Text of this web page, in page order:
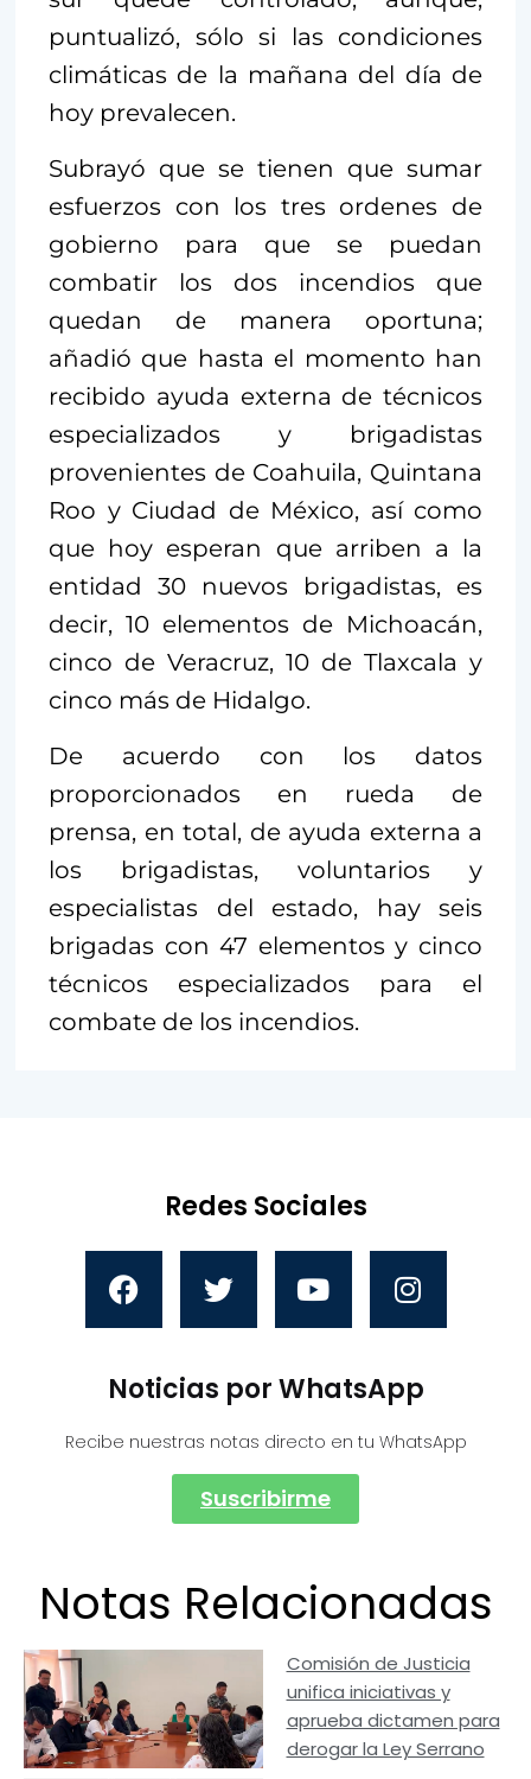
puntualizó, sólo si las condiciones
climáticas de la mañana del día de
hoy prevalecen.
Subrayó que se tienen que sumar
esfuerzos con los tres ordenes de
gobierno para que se puedan
combatir los dos incendios que
quedan de manera oportuna;
añadió que hasta el momento han
recibido ayuda externa de técnicos
especializados y brigadistas
provenientes de Coahuila, Quintana
Roo y Ciudad de México, así como
que hoy esperan que arriben a la
entidad 30 nuevos brigadistas, es
decir, 10 elementos de Michoacán,
cinco de Veracruz, 10 de Tlaxcala y
cinco más de Hidalgo.
De acuerdo con los datos
proporcionados en rueda de
prensa, en total, de ayuda externa a
los brigadistas, voluntarios y
especialistas del estado, hay seis
brigadas con 47 elementos y cinco
técnicos especializados para el
combate de los incendios.
Redes Sociales
Noticias por WhatsApp
Recibe nuestras notas directo en tu WhatsApp
Suscribirme
Notas Relacionadas
Comisión de Justicia
unifica iniciativas y
aprueba dictamen para
derogar la Ley Serrano